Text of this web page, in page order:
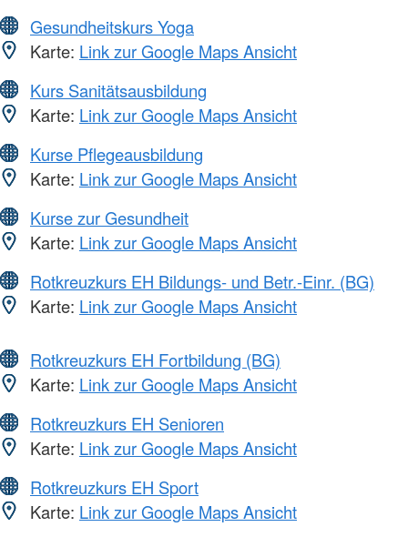
Gesundheitskurs Yoga
Karte: Link zur Google Maps Ansicht
Kurs Sanitätsausbildung
Karte: Link zur Google Maps Ansicht
Kurse Pflegeausbildung
Karte: Link zur Google Maps Ansicht
Kurse zur Gesundheit
Karte: Link zur Google Maps Ansicht
Rotkreuzkurs EH Bildungs- und Betr.-Einr. (BG)
Karte: Link zur Google Maps Ansicht
Rotkreuzkurs EH Fortbildung (BG)
Karte: Link zur Google Maps Ansicht
Rotkreuzkurs EH Senioren
Karte: Link zur Google Maps Ansicht
Rotkreuzkurs EH Sport
Karte: Link zur Google Maps Ansicht